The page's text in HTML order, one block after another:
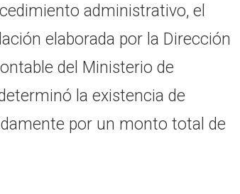
administrativo, el
elaborada por la Dirección
del Ministerio de
la existencia de
por un monto total de